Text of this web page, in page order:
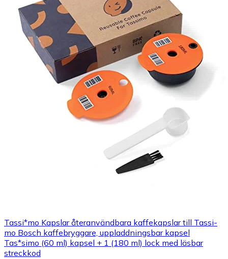
Tassi*mo Kapslar återanvändbara kaffekapslar till Tassi-
mo Bosch kaffebryggare, uppladdningsbar kapsel
Tas*simo (60 ml) kapsel + 1 (180 ml) lock med läsbar
streckkod